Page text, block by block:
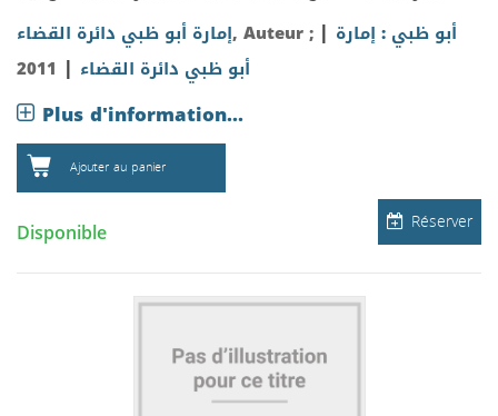
إمارة أبو ظبي دائرة القضاء, Auteur ; | أبو ظبي : إمارة
أبو ظبي دائرة القضاء |
2011
Plus d'information...
Ajouter au panier
Réserver
Disponible